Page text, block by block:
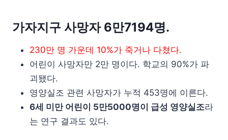
가자지구 사망자 6만7194명.
230만 명 가운데 10%가 죽거나 다쳤다.
어린이 사망자만 2만 명이다. 학교의 90%가 파
괴됐다.
영양실조 관련 사망자가 누적 453명에 이른다.
6세 미만 어린이 5만5000명이 급성 영양실조라
는 연구 결과도 있다.